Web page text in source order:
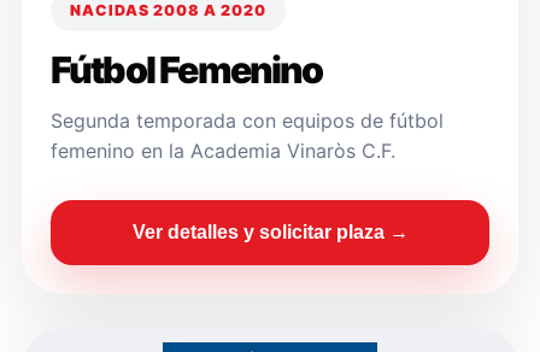
NACIDAS 2008 A 2020
Fútbol Femenino
Segunda temporada con equipos de fútbol
femenino en la Academia Vinaròs C.F.
Ver detalles y solicitar plaza →